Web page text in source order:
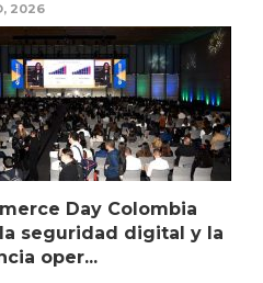
2026
Day Colombia
seguridad digital y la
oper...